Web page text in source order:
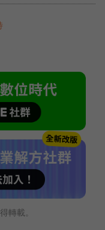
轉載。